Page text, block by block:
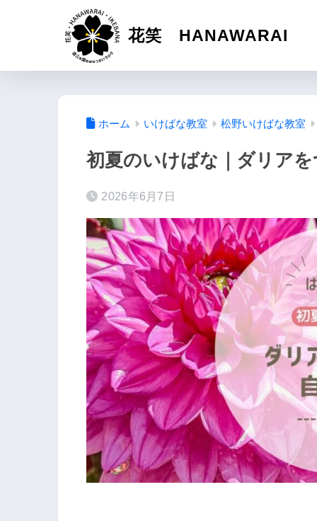
花笑 HANAWARAI
ホーム いけばな教室 松野いけばな教室
初夏のいけばな｜ダリア
2026年6月7日